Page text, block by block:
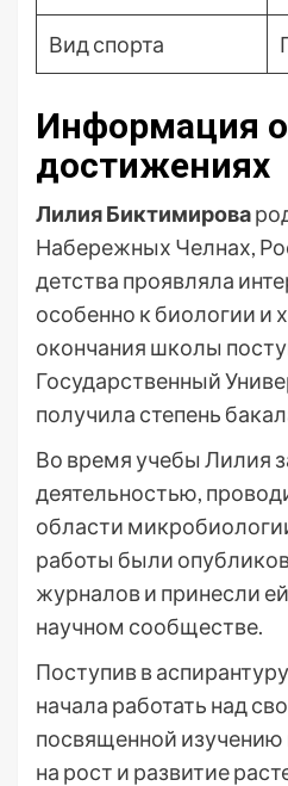
Вид спорта
Информация
достижениях
Лилия Биктимирова
Набережных Челнах,
детства проявляла
особенно к биологии и
окончания школы
Государственный
получила степень
Во время учебы Лилия
деятельностью,
области
работы были
журналов и принесли
научном сообществе.
Поступив в
начала работать над
посвященной
на рост и развитие